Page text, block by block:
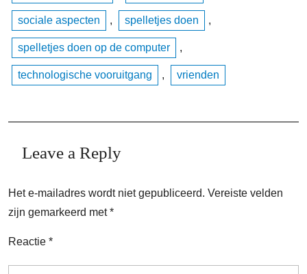
sociale aspecten , spelletjes doen ,
spelletjes doen op de computer ,
technologische vooruitgang , vrienden
Leave a Reply
Het e-mailadres wordt niet gepubliceerd. Vereiste velden
zijn gemarkeerd met*
Reactie *